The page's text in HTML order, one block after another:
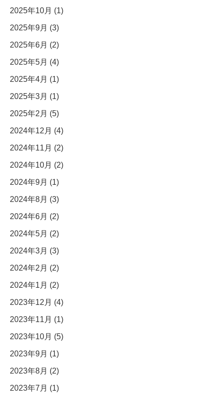
2025年10月 (1)
2025年9月 (3)
2025年6月 (2)
2025年5月 (4)
2025年4月 (1)
2025年3月 (1)
2025年2月 (5)
2024年12月 (4)
2024年11月 (2)
2024年10月 (2)
2024年9月 (1)
2024年8月 (3)
2024年6月 (2)
2024年5月 (2)
2024年3月 (3)
2024年2月 (2)
2024年1月 (2)
2023年12月 (4)
2023年11月 (1)
2023年10月 (5)
2023年9月 (1)
2023年8月 (2)
2023年7月 (1)